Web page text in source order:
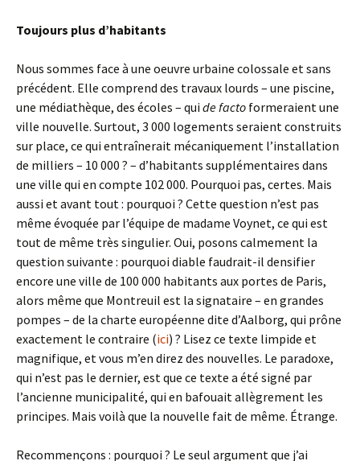
Toujours plus d’habitants
Nous sommes face à une oeuvre urbaine colossale et sans
précédent. Elle comprend des travaux lourds – une piscine,
une médiathèque, des écoles – qui de facto formeraient une
ville nouvelle. Surtout, 3 000 logements seraient construits
sur place, ce qui entraînerait mécaniquement l’installation
de milliers – 10 000 ? – d’habitants supplémentaires dans
une ville qui en compte 102 000. Pourquoi pas, certes. Mais
aussi et avant tout : pourquoi ? Cette question n’est pas
même évoquée par l’équipe de madame Voynet, ce qui est
tout de même très singulier. Oui, posons calmement la
question suivante : pourquoi diable faudrait-il densifier
encore une ville de 100 000 habitants aux portes de Paris,
alors même que Montreuil est la signataire – en grandes
pompes – de la charte européenne dite d’Aalborg, qui prône
exactement le contraire (ici) ? Lisez ce texte limpide et
magnifique, et vous m’en direz des nouvelles. Le paradoxe,
qui n’est pas le dernier, est que ce texte a été signé par
l’ancienne municipalité, qui en bafouait allègrement les
principes. Mais voilà que la nouvelle fait de même. Étrange.
Recommençons : pourquoi ? Le seul argument que j’ai